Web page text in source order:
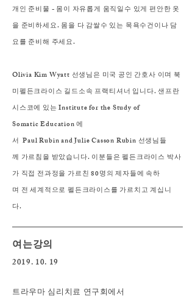
개인 준비물 - 몸이 자유롭게 움직일수 있게 편안한 옷
을 준비하세요. 몸을 다 감쌀수 있는 목욕수건이나 담
요를 준비해 주세요.
Olivia Kim Wyatt 선생님은 미국 공인 간호사 이며 북
미펠든크라이스 길드소속 프랙티셔너 입니다. 샌프란
시스코에 있는 Institute for the Study of
Somatic Education 에
서 Paul Rubin and Julie Casson Rubin 선생님들
께 가르침을 받았습니다. 이분들은 펠든크라이스 박사
가 직접 전과정을 가르친 80명의 제자들에 속하
며 전 세계적으로 펠든크라이스를 가르치고 계십니
다.
여는강의
2019. 10. 19
트라우마 심리치료 연구회에서